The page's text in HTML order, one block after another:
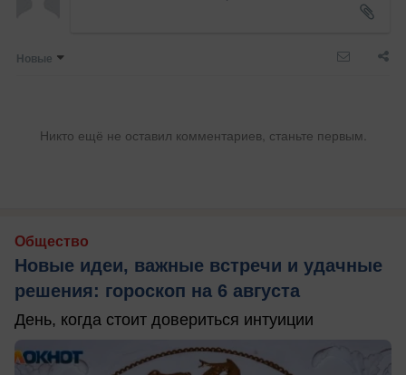
Новые
Никто ещё не оставил комментариев, станьте первым.
Общество
Новые идеи, важные встречи и удачные
решения: гороскоп на 6 августа
День, когда стоит довериться интуиции